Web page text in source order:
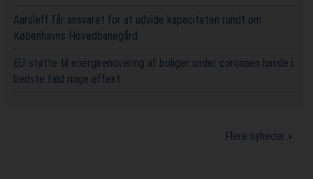
Aarsleff får ansvaret for at udvide kapaciteten rundt om
Københavns Hovedbanegård
EU-støtte til energirenovering af boliger under coronaen havde i
bedste fald ringe effekt
Flere nyheder »